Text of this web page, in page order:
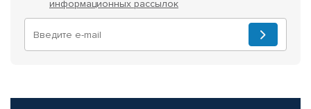
информационных рассылок